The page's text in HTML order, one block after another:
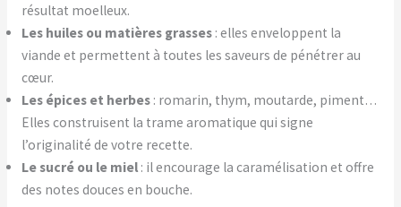
résultat moelleux.
Les huiles ou matières grasses: elles enveloppent la
viande et permettent à toutes les saveurs de pénétrer au
cœur.
Les épices et herbes: romarin, thym, moutarde, piment…
Elles construisent la trame aromatique qui signe
l’originalité de votre recette.
Le sucré ou le miel: il encourage la caramélisation et offre
des notes douces en bouche.